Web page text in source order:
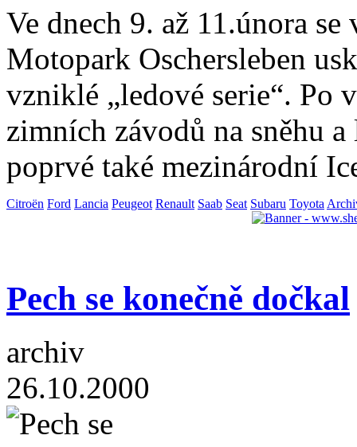
Ve dnech 9. až 11.února
Motopark Oschersleben
vzniklé „ledové serie“. Po
zimních závodů na sněhu
poprvé také mezinárodní
Citroën Ford Lancia Peugeot Renault Saab Seat Subaru Toyota
Pech se konečně dočkal
archiv
26.10.2000